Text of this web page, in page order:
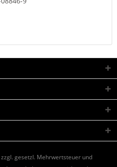
gesetzl. Mehrwertsteuer und